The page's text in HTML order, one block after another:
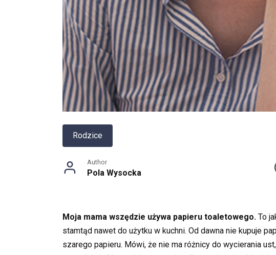
Rodzice
Author
Pola Wysocka
Moja mama wszędzie używa papieru toaletowego. To
stamtąd nawet do użytku w kuchni. Od dawna nie kupuje
szarego papieru. Mówi, że nie ma różnicy do wycierania